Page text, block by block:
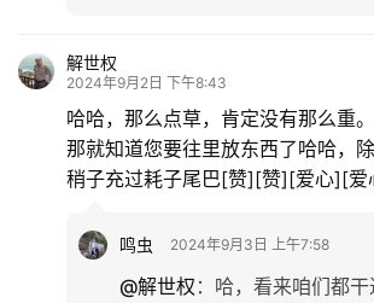
解世权
2024年9月2日 下午8:43
哈哈，那么点草，肯定没有那么重
那就知道您要往里放东西了哈哈，
稍子充过耗子尾巴[赞][赞][爱心][
鸣虫 2024年9月3日 上午7:58
@解世权 ： 哈，看来咱们都